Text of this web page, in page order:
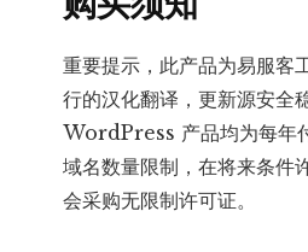
重要提示，此产品为易服客
行的汉化翻译，更新源安全
WordPress 产品均为每年
域名数量限制，在将来条件
会采购无限制许可证。